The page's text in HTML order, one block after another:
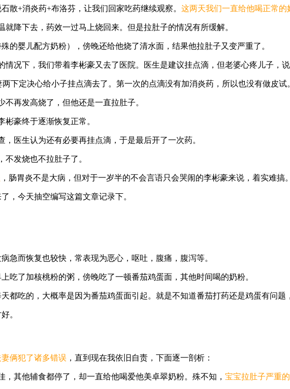
散+消炎药+布洛芬，让我们回家吃药继续观察。 这两天我们一直给他喝正常的
降下去，药效一过马上烧回来。但是拉肚子的情况有所缓解。
殊的婴儿配方奶粉），傍晚还给他烧了清水面，结果他拉肚子又变严重了。
情况下，我们带着李彬豪又去了医院。医生是建议挂点滴，但老婆心疼儿子，
下定决心给小子挂点滴去了。第一次的点滴没有加消炎药，所以也没有做皮试
再发高烧了，但他还是一直拉肚子。
彬豪终于逐渐恢复正常。
医生认为还有必要再挂点滴，于是最后开了一次药。
不发烧也不拉肚子了。
，肠胃炎不是大病，但对于一岁半的不会言语只会哭闹的李彬豪来说，着实难
，今天抽空编写这篇文章记录下。
急而恢复也较快，常表现为恶心，呕吐，腹痛，腹泻等。
吃了加核桃粉的粥，傍晚吃了一顿番茄鸡蛋面，其他时间喝的奶粉。
都吃的，大概率是因为番茄鸡蛋面引起。就是不知道番茄打药还是鸡蛋有问题
。
俩犯了诸多错误 ，直到现在我依旧自责，下面逐一剖析：
，其他辅食都停了，却一直给他喝爱他美卓翠奶粉。殊不知， 宝宝拉肚子严重